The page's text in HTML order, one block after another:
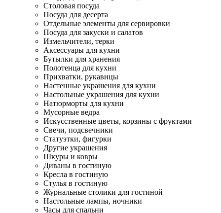
Столовая посуда
Посуда для десерта
Отдельные элементы для сервировки
Посуда для закуски и салатов
Измельчители, терки
Аксессуары для кухни
Бутылки для хранения
Полотенца для кухни
Прихватки, рукавицы
Настенные украшения для кухни
Настольные украшения для кухни
Натюрморты для кухни
Мусорные ведра
Искусственные цветы, корзины с фруктами
Свечи, подсвечники
Статуэтки, фигурки
Другие украшения
Шкуры и ковры
Диваны в гостиную
Кресла в гостиную
Стулья в гостиную
Журнальные столики для гостиной
Настольные лампы, ночники
Часы для спальни